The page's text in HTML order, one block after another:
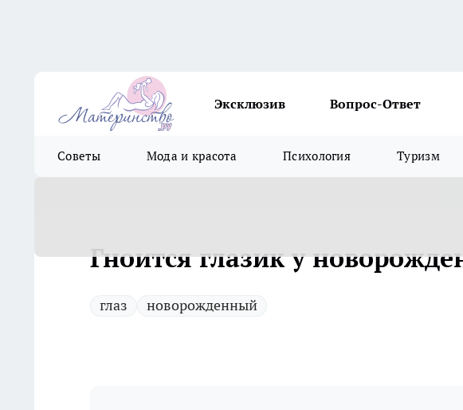
Эксклюзив Вопрос-Ответ
Советы Мода и красота Психология Туризм
Гноится глазик у
глаз новорожденный